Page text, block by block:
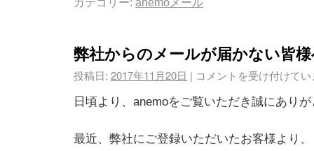
弊社からのメールが届かない皆
投稿日: 2017年11月20日 | コメントを受け付けて
日頃より、anemoをご覧いただき誠にあり
最近、弊社にご登録いただいたお客様より